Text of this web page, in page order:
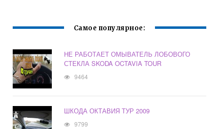
Самое популярное:
НЕ РАБОТАЕТ ОМЫВАТЕЛЬ ЛОБОВОГО
СТЕКЛА SKODA OCTAVIA TOUR
9464
ШКОДА ОКТАВИЯ ТУР 2009
9799